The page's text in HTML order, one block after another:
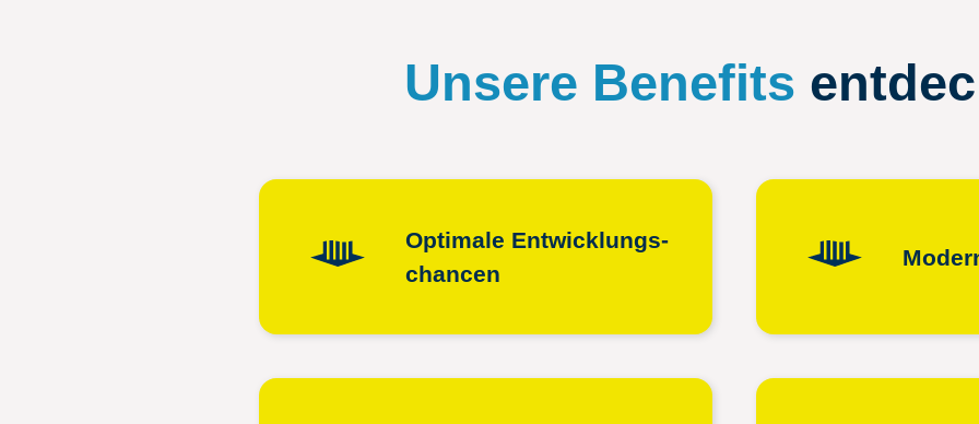
Unsere Benefits
Optimale Entwicklungs­
chancen